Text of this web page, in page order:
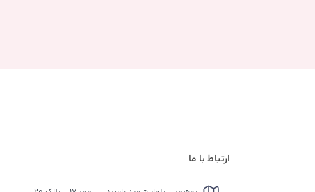
ارتباط با ما